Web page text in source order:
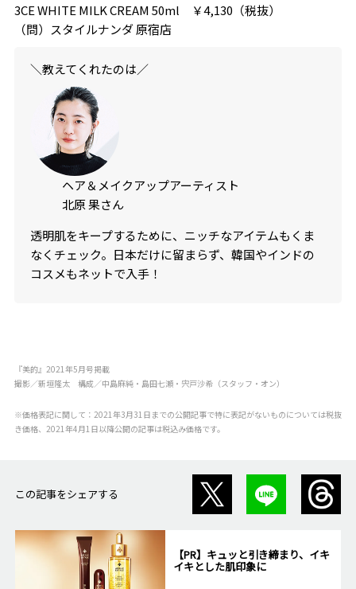
3CE WHITE MILK CREAM 50ml ￥4,130（税抜）
（問）スタイルナンダ 原宿店
＼教えてくれたのは／
ヘア＆メイクアップアーティスト
北原 果さん
透明肌をキープするために、ニッチなアイテムもくま
なくチェック。日本だけに留まらず、韓国やインドの
コスメもネットで入手！
『美的』2021年5月号掲載
撮影／新垣隆太 構成／中島麻純・島田七瀬・宍戸沙希（スタッフ・オン）
※価格表記に関して：2021年3月31日までの公開記事で特に表記がないものについては税抜
き価格、2021年4月1日以降公開の記事は税込み価格です。
この記事をシェアする
【PR】キュッと引き締まり、イキ
イキとした肌印象に